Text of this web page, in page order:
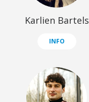
Karlien Bartels
INFO